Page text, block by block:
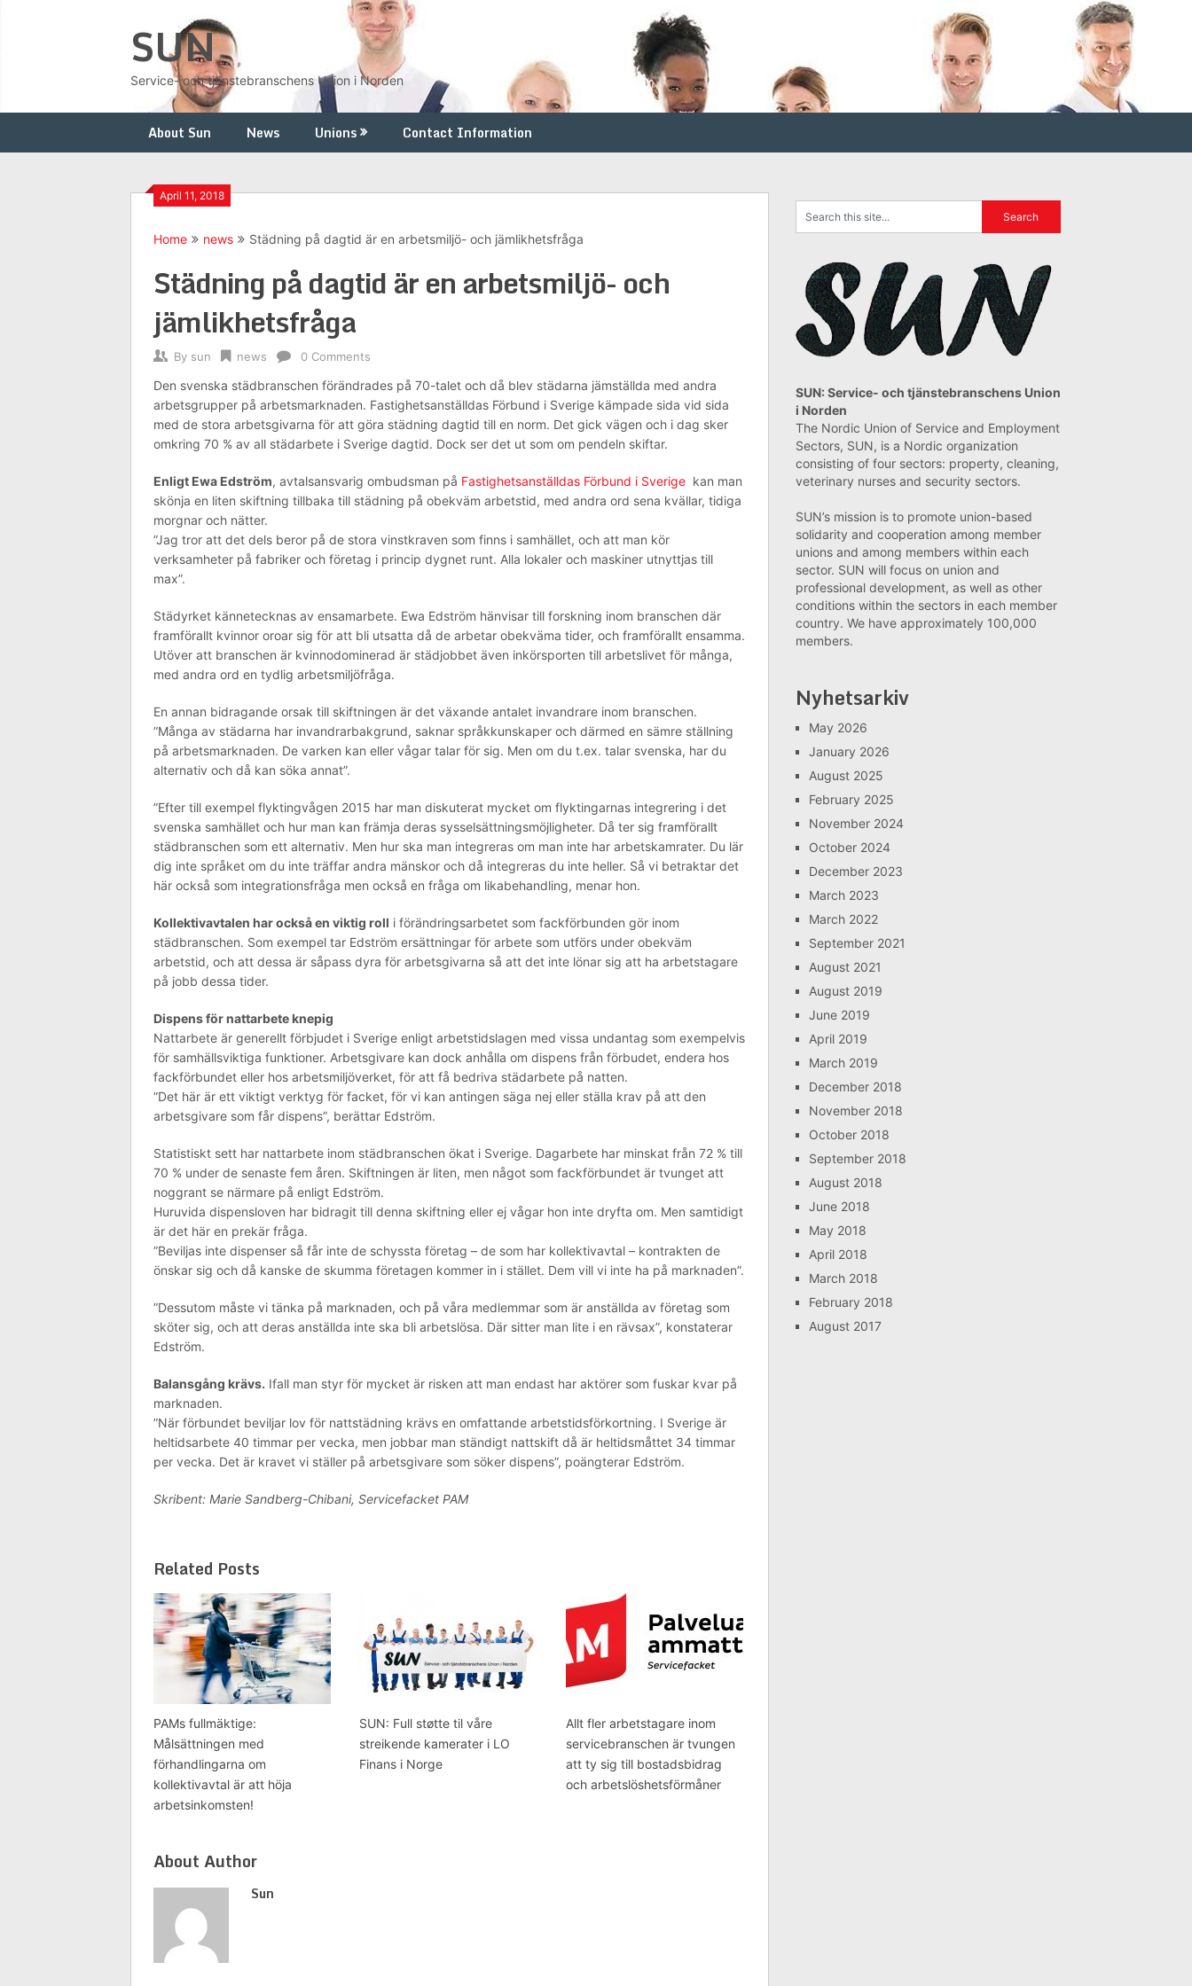
SUN
Service- och tjänstebranschens Union i Norden
About Sun News Unions Contact Information
April 11, 2018
Home news Städning på dagtid är en arbetsmiljö- och jämlikhetsfråga
Städning på dagtid är en arbetsmiljö- och
jämlikhetsfråga
By sun news 0 Comments
Den svenska städbranschen förändrades på 70-talet och då blev städarna jämställda med andra
arbetsgrupper på arbetsmarknaden. Fastighetsanställdas Förbund i Sverige kämpade sida vid sida
med de stora arbetsgivarna för att göra städning dagtid till en norm. Det gick vägen och i dag sker
omkring 70 % av all städarbete i Sverige dagtid. Dock ser det ut som om pendeln skiftar.
Enligt Ewa Edström, avtalsansvarig ombudsman på Fastighetsanställdas Förbund i Sverige kan man
skönja en liten skiftning tillbaka till städning på obekväm arbetstid, med andra ord sena kvällar, tidiga
morgnar och nätter.
”Jag tror att det dels beror på de stora vinstkraven som finns i samhället, och att man kör
verksamheter på fabriker och företag i princip dygnet runt. Alla lokaler och maskiner utnyttjas till
max”.
Städyrket kännetecknas av ensamarbete. Ewa Edström hänvisar till forskning inom branschen där
framförallt kvinnor oroar sig för att bli utsatta då de arbetar obekväma tider, och framförallt ensamma.
Utöver att branschen är kvinnodominerad är städjobbet även inkörsporten till arbetslivet för många,
med andra ord en tydlig arbetsmiljöfråga.
En annan bidragande orsak till skiftningen är det växande antalet invandrare inom branschen.
”Många av städarna har invandrarbakgrund, saknar språkkunskaper och därmed en sämre ställning
på arbetsmarknaden. De varken kan eller vågar talar för sig. Men om du t.ex. talar svenska, har du
alternativ och då kan söka annat”.
”Efter till exempel flyktingvågen 2015 har man diskuterat mycket om flyktingarnas integrering i det
svenska samhället och hur man kan främja deras sysselsättningsmöjligheter. Då ter sig framförallt
städbranschen som ett alternativ. Men hur ska man integreras om man inte har arbetskamrater. Du lär
dig inte språket om du inte träffar andra mänskor och då integreras du inte heller. Så vi betraktar det
här också som integrationsfråga men också en fråga om likabehandling, menar hon.
Kollektivavtalen har också en viktig roll i förändringsarbetet som fackförbunden gör inom
städbranschen. Som exempel tar Edström ersättningar för arbete som utförs under obekväm
arbetstid, och att dessa är såpass dyra för arbetsgivarna så att det inte lönar sig att ha arbetstagare
på jobb dessa tider.
Dispens för nattarbete knepig
Nattarbete är generellt förbjudet i Sverige enligt arbetstidslagen med vissa undantag som exempelvis
för samhällsviktiga funktioner. Arbetsgivare kan dock anhålla om dispens från förbudet, endera hos
fackförbundet eller hos arbetsmiljöverket, för att få bedriva städarbete på natten.
”Det här är ett viktigt verktyg för facket, för vi kan antingen säga nej eller ställa krav på att den
arbetsgivare som får dispens”, berättar Edström.
Statistiskt sett har nattarbete inom städbranschen ökat i Sverige. Dagarbete har minskat från 72 % till
70 % under de senaste fem åren. Skiftningen är liten, men något som fackförbundet är tvunget att
noggrant se närmare på enligt Edström.
Huruvida dispensloven har bidragit till denna skiftning eller ej vågar hon inte dryfta om. Men samtidigt
är det här en prekär fråga.
”Beviljas inte dispenser så får inte de schyssta företag – de som har kollektivavtal – kontrakten de
önskar sig och då kanske de skumma företagen kommer in i stället. Dem vill vi inte ha på marknaden”.
”Dessutom måste vi tänka på marknaden, och på våra medlemmar som är anställda av företag som
sköter sig, och att deras anställda inte ska bli arbetslösa. Där sitter man lite i en rävsax”, konstaterar
Edström.
Balansgång krävs. Ifall man styr för mycket är risken att man endast har aktörer som fuskar kvar på
marknaden.
”När förbundet beviljar lov för nattstädning krävs en omfattande arbetstidsförkortning. I Sverige är
heltidsarbete 40 timmar per vecka, men jobbar man ständigt nattskift då är heltidsmåttet 34 timmar
per vecka. Det är kravet vi ställer på arbetsgivare som söker dispens”, poängterar Edström.
Skribent: Marie Sandberg-Chibani, Servicefacket PAM
Related Posts
PAMs fullmäktige:
Målsättningen med
förhandlingarna om
kollektivavtal är att höja
arbetsinkomsten!
SUN: Full støtte til våre
streikende kamerater i LO
Finans i Norge
Allt fler arbetstagare inom
servicebranschen är tvungen
att ty sig till bostadsbidrag
och arbetslöshetsförmåner
About Author
Sun
SUN: Service- och tjänstebranschens Union
i Norden
The Nordic Union of Service and Employment
Sectors, SUN, is a Nordic organization
consisting of four sectors: property, cleaning,
veterinary nurses and security sectors.
SUN’s mission is to promote union-based
solidarity and cooperation among member
unions and among members within each
sector. SUN will focus on union and
professional development, as well as other
conditions within the sectors in each member
country. We have approximately 100,000
members.
Nyhetsarkiv
May 2026
January 2026
August 2025
February 2025
November 2024
October 2024
December 2023
March 2023
March 2022
September 2021
August 2021
August 2019
June 2019
April 2019
March 2019
December 2018
November 2018
October 2018
September 2018
August 2018
June 2018
May 2018
April 2018
March 2018
February 2018
August 2017